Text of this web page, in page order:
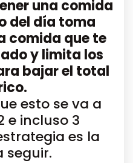
una comida
del día toma
comida que te
y limita los
bajar el total
esto se va a
e incluso 3
es la
seguir.